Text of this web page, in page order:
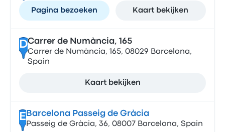
Pagina bezoeken Kaart bekijken
DCarrer de Numància, 165
Carrer de Numància, 165, 08029 Barcelona,
Spain
Kaart bekijken
E Barcelona Passeig de Gràcia
Passeig de Gràcia, 36, 08007 Barcelona, Spain